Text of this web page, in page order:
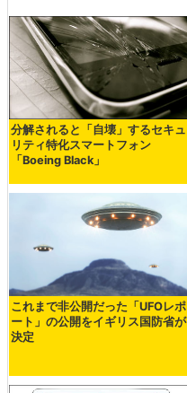
分解されると「自壊」するセキュ
リティ特化スマートフォン
「Boeing Black」
これまで非公開だった「UFOレポ
ート」の公開をイギリス国防省が
決定